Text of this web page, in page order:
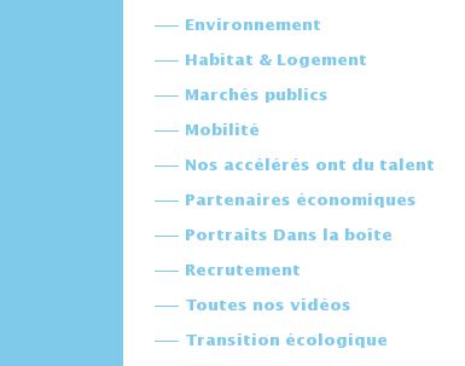
Environnement
Habitat & Logement
Marchés publics
Mobilité
Nos accélérés ont du talent
Partenaires économiques
Portraits Dans la boîte
Recrutement
Toutes nos vidéos
Transition écologique